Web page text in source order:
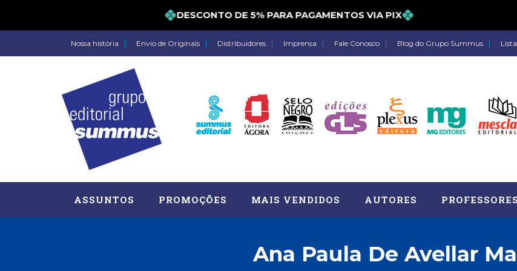
DESCONTO DE 5% PARA PAGAMENTOS VIA PIX
Nossa história Envio de Originais Distribuidores Imprensa Fale Conosco Blog do Grupo Summus
ASSUNTOS PROMOÇÕES MAIS VENDIDOS AUTORES PROFESSORES
Ana Paula De Avellar